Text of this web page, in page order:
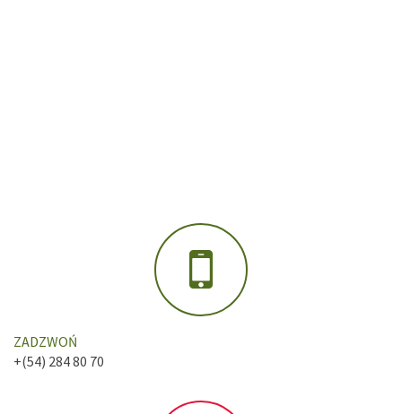
ZADZWOŃ
+(54) 284 80 70